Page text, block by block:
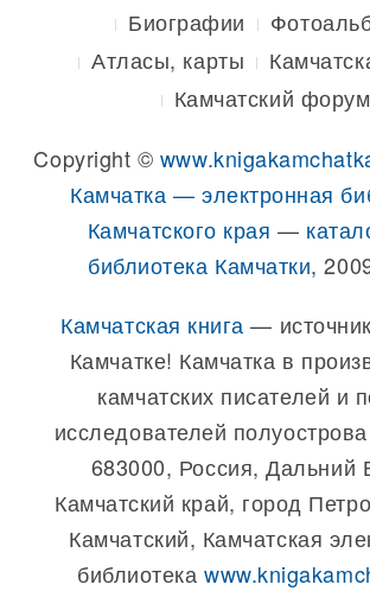
Биографии
Атласы, карты
Камчатский форум
Copyright ©
Камчатка — электронная
Камчатского края —
библиотека Камчатки,
Камчатская книга —
Камчатке! Камчатка в
камчатских писателей и
исследователей
683000, Россия, Дальний
Камчатский край, город
Камчатский, Камчатская
библиотека